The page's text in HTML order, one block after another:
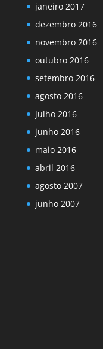
janeiro 2017
dezembro 2016
novembro 2016
outubro 2016
setembro 2016
agosto 2016
julho 2016
junho 2016
maio 2016
abril 2016
agosto 2007
junho 2007